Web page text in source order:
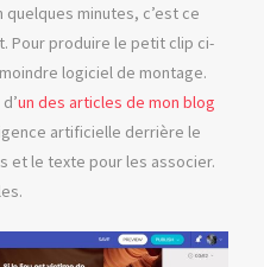
minutes, c’est ce
Pour produire le petit clip ci-
logiciel de montage.
un des articles de mon blog
artificielle derrière le
et le texte pour les associer.